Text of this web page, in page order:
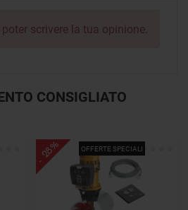
poter scrivere la tua opinione.
CONSIGLIATO
OFFERTE SPECIALI
- 28%